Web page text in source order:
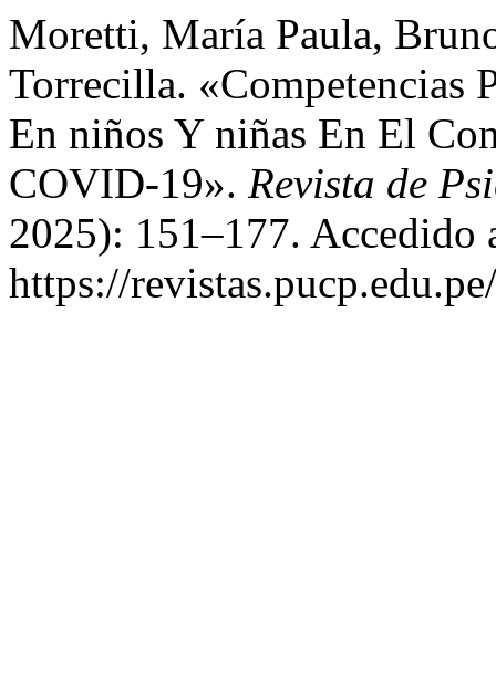
Moretti, María Paula,
Torrecilla. «Competencias
En niños Y niñas En El
COVID-19». Revista de
2025): 151–177. Accedido
https://